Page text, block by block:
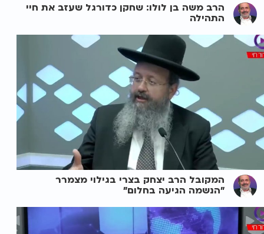
הרב משה בן לולו: שחקן כדורגל שעזב את חיי
התהילה
המקובל הרב יצחק בצרי בגילוי מצמרר
"הנשמה הגיעה בחלום"